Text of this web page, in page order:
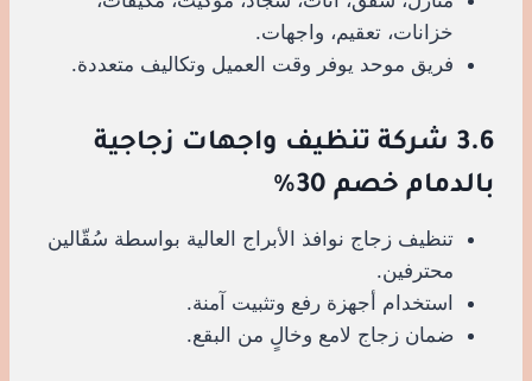
خزانات، تعقيم، واجهات.
فريق موحد يوفر وقت العميل وتكاليف متعددة.
3.6 شركة تنظيف واجهات زجاجية
بالدمام خصم 30%
تنظيف زجاج نوافذ الأبراج العالية بواسطة سُقّالين
محترفين.
استخدام أجهزة رفع وتثبيت آمنة.
ضمان زجاج لامع وخالٍ من البقع.